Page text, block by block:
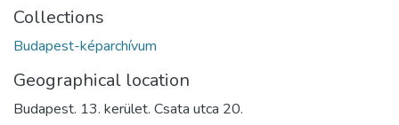
Collections
Budapest-képarchívum
Geographical location
Budapest. 13. kerület. Csata utca 20.